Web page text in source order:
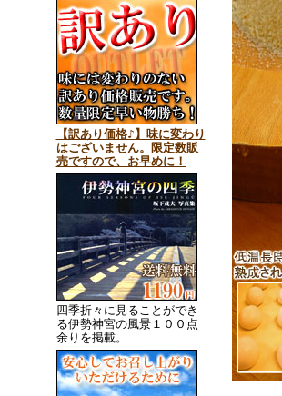
【訳あり価格♪】味に変わり
はございません。限定数販
売ですので、お早めに！
四季折々に見ることができ
る伊勢神宮の風景１００点
余りを掲載。